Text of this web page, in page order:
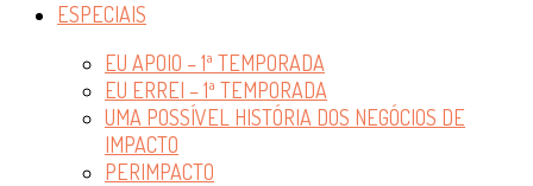
ESPECIAIS
EU APOIO – 1ª TEMPORADA
EU ERREI – 1ª TEMPORADA
UMA POSSÍVEL HISTÓRIA DOS NEGÓCIOS DE
IMPACTO
PERIMPACTO